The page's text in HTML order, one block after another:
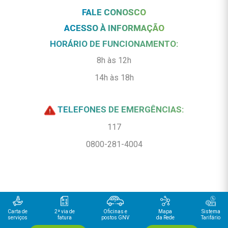
FALE CONOSCO
ACESSO À INFORMAÇÃO
HORÁRIO DE FUNCIONAMENTO:
8h às 12h
14h às 18h
TELEFONES DE EMERGÊNCIAS:
117
0800-281-4004
Carta de
serviços
2ª via de
fatura
Oficinas e
postos GNV
Mapa
da Rede
Sistema
Tarifário